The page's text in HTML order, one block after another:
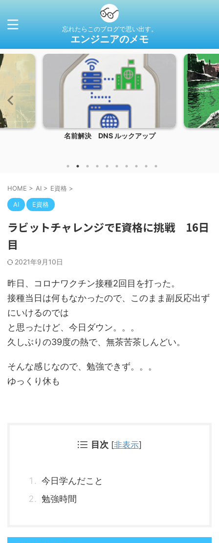
忘れたらこのブログで思い出す。
エンジニアのメモ
名前解決 DNS ルックアップ
HOME > AI > E資格 >
AI E資格
ラビットチャレンジでE資格に挑戦 16日
目
2021年9月10日
昨日、コロナワクチン接種2回目を打った。
接種当日は何もなかったので、このまま副反応出ず
にいけるのでは
と思ったけど、今日ダウン。。。
久しぶりの39度の熱で、無茶苦茶しんどい。
そんな感じなので、勉強できず。。。
ゆっくり休も
目次 [非表示]
今日学んだこと
勉強時間